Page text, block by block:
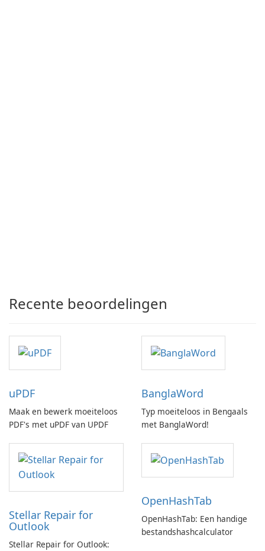
Recente beoordelingen
uPDF
Maak en bewerk moeiteloos
PDF's met uPDF van UPDF
BanglaWord
Typ moeiteloos in Bengaals
met BanglaWord!
Stellar Repair for
Outlook
Stellar Repair for Outlook:
OpenHashTab
OpenHashTab: Een handige
bestandshashcalculator